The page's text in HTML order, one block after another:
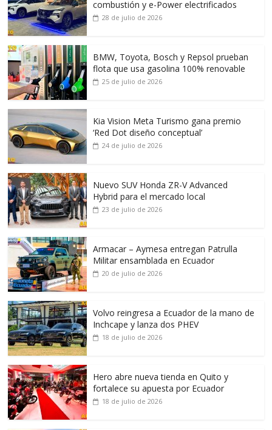
combustión y e-Power electrificados
28 de julio de 2026
BMW, Toyota, Bosch y Repsol prueban
flota que usa gasolina 100% renovable
25 de julio de 2026
Kia Vision Meta Turismo gana premio
‘Red Dot diseño conceptual’
24 de julio de 2026
Nuevo SUV Honda ZR-V Advanced
Hybrid para el mercado local
23 de julio de 2026
Armacar – Aymesa entregan Patrulla
Militar ensamblada en Ecuador
20 de julio de 2026
Volvo reingresa a Ecuador de la mano de
Inchcape y lanza dos PHEV
18 de julio de 2026
Hero abre nueva tienda en Quito y
fortalece su apuesta por Ecuador
18 de julio de 2026